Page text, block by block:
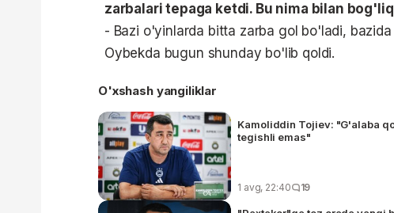
zarbalari tepaga ketdi. Bu nima bilan
- Bazi o'yinlarda bitta zarba gol bo'ladi,
Oybekda bugun shunday bo'lib qoldi.
O'xshash yangiliklar
Kamoliddin Tojiev: "G'alaba
tegishli emas"
1 avg, 22:40 19